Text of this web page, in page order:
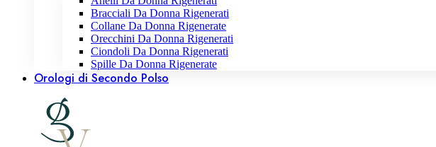
Bracciali Da Donna Rigenerati
Collane Da Donna Rigenerate
Orecchini Da Donna Rigenerati
Ciondoli Da Donna Rigenerati
Spille Da Donna Rigenerate
Orologi di Secondo Polso